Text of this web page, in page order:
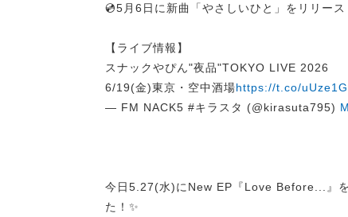
💿5月6日に新曲「やさしいひと」をリリース
【ライブ情報】
スナックやぴん"夜品"TOKYO LIVE 2026
6/19(金)東京・空中酒場https://t.co/
— FM NACK5 #キラスタ (@kirasuta795)
今日5.27(水)にNew EP『Love Before...』
た！✨